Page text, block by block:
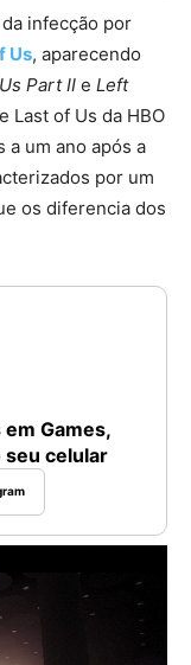
infecção por
Us, aparecendo
Part II e Left
Last of Us da HBO
a um ano após a
por um
os diferencia dos
Games,
seu celular